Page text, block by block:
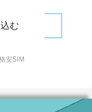
む
安SIM